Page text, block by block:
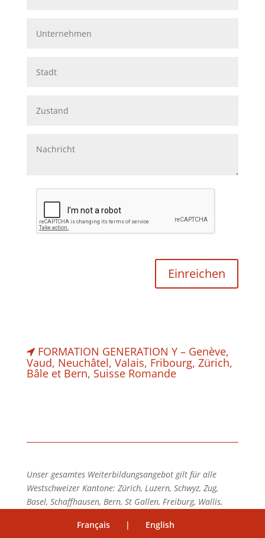
FORMATION GENERATION Y – Genève,
Vaud, Neuchâtel, Valais, Fribourg, Zürich,
Bâle et Bern, Suisse Romande
Unser gesamtes Weiterbildungsangebot gilt für alle
Westschweizer Kantone: Zürich, Luzern, Schwyz, Zug,
Basel, Schaffhausen, Bern, St Gallen, Freiburg, Wallis,
Français
| English